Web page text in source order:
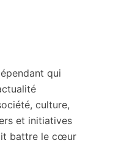
qui
culture,
et initiatives
battre le cœur